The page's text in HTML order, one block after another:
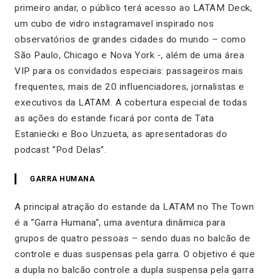
primeiro andar, o público terá acesso ao LATAM Deck,
um cubo de vidro instagramavel inspirado nos
observatórios de grandes cidades do mundo – como
São Paulo, Chicago e Nova York -, além de uma área
VIP para os convidados especiais: passageiros mais
frequentes, mais de 20 influenciadores, jornalistas e
executivos da LATAM. A cobertura especial de todas
as ações do estande ficará por conta de Tata
Estaniecki e Boo Unzueta, as apresentadoras do
podcast “Pod Delas”.
GARRA HUMANA
A principal atração do estande da LATAM no The Town
é a “Garra Humana”, uma aventura dinâmica para
grupos de quatro pessoas – sendo duas no balcão de
controle e duas suspensas pela garra. O objetivo é que
a dupla no balcão controle a dupla suspensa pela garra